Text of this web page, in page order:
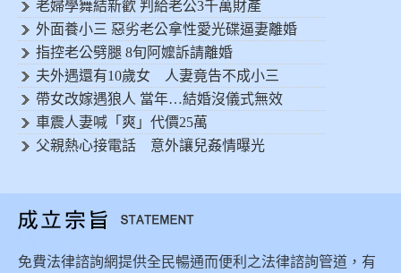
老婦學舞結新歡 判給老公3千萬財產
外面養小三 惡劣老公拿性愛光碟逼妻離婚
指控老公劈腿 8旬阿嬤訴請離婚
夫外遇還有10歲女 人妻竟告不成小三
帶女改嫁遇狼人 當年…結婚沒儀式無效
車震人妻喊「爽」代價25萬
父親熱心接電話 意外讓兒姦情曝光
免費法律諮詢網提供全民暢通而便利之法律諮詢管道，有